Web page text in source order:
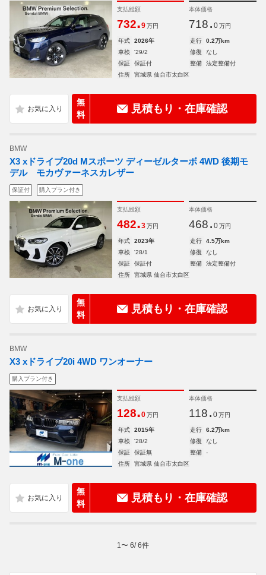
支払総額
732.9 万円
本体価格
718. 0 万円
年式 2026年 走行
0.2万km
車検
'29/2 修復
なし
保証
保証付 整備
法定整備付
住所
宮城県 仙台市太白区
無
料
見積もり・在庫確認
BMW
X3 xドライブ20d Mスポーツ ディーゼルターボ 4WD 後期モ
デル モカヴァーネスカレザー
保証付 購入プラン付き
支払総額
482.3 万円
本体価格
468. 0 万円
年式 2023年 走行
4.5万km
車検
'28/1 修復
なし
保証
保証付 整備
法定整備付
住所
宮城県 仙台市太白区
無
料
見積もり・在庫確認
BMW
X3 xドライブ20i 4WD ワンオーナー
購入プラン付き
支払総額
128.0 万円
本体価格
118. 0 万円
年式 2015年 走行
6.2万km
車検
'28/2 修復
なし
保証
保証無 整備
-
住所
宮城県 仙台市太白区
無
料
見積もり・在庫確認
1 〜 6/6件